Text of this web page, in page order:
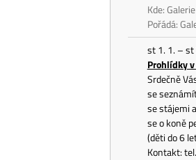
Kde:
Pořádá:
st 1. 1. –
Prohlídky
Srdečně
se
se stájemi
se o koně
(děti do 6
Kontakt: